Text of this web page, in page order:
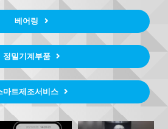
English
베어링
정밀기계부품
마트제조서비스